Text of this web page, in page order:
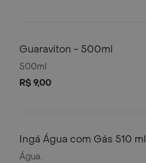
Guaraviton - 500ml
500ml
R$ 9,00
Ingá Água com Gás 510 ml
Água.